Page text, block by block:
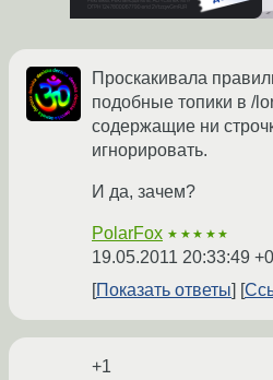
Проскакивала
подобные топики в /
содержащие ни
игнорировать.
И да, зачем?
PolarFox ★★★★★
19.05.2011 20:33:49
Показать ответы
+1